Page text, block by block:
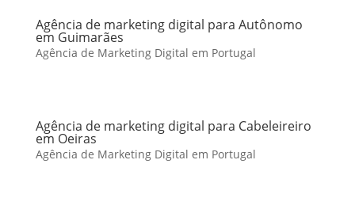
Agência de marketing digital para Autônomo
em Guimarães
Agência de Marketing Digital em Portugal
Agência de marketing digital para Cabeleireiro
em Oeiras
Agência de Marketing Digital em Portugal